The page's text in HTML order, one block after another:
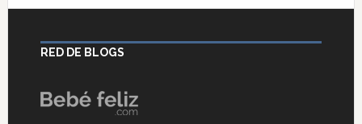
RED DE BLOGS